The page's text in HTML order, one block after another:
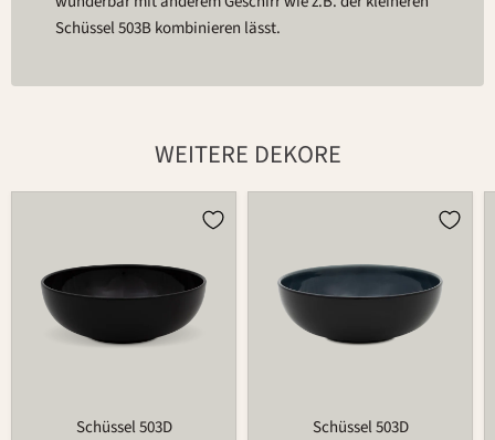
Schüssel 503B kombinieren lässt.
WEITERE DEKORE
Schüssel 503D
Schüssel 503D